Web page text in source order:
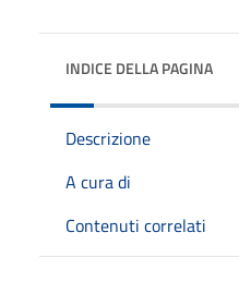
INDICE DELLA PAGINA
Descrizione
A cura di
Contenuti correlati